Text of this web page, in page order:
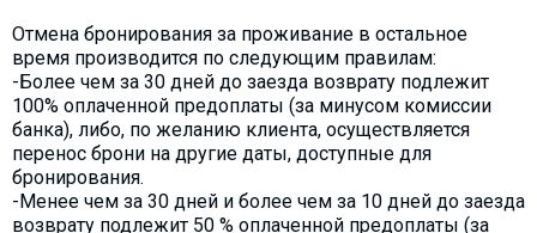
Отмена бронирования за проживание в остальное
время производится по следующим правилам:
-Более чем за 30 дней до заезда возврату подлежит
100% оплаченной предоплаты (за минусом комиссии
банка), либо, по желанию клиента, осуществляется
перенос брони на другие даты, доступные для
бронирования.
-Менее чем за 30 дней и более чем за 10 дней до заезда
возврату подлежит 50 % оплаченной предоплаты (за